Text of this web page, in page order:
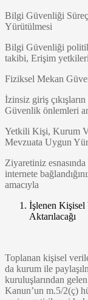
Bilgi Güvenliği
Yürütülmesi
Bilgi Güvenliği
takibi, Erişim
Fiziksel Mekan
İzinsiz giriş
Güvenlik önlemleri
Yetkili Kişi, Kurum
Mevzuata Uygun
Ziyaretiniz
internete
amacıyla
İşlenen
Aktarılacağı
Toplanan kişisel
da kurum ile
kuruluşlarından
Kanun’un m.5/2(ç)